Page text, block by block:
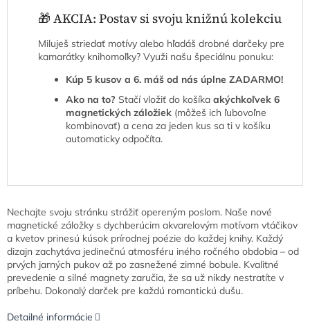
🎁 AKCIA: Postav si svoju knižnú kolekciu
Miluješ striedať motívy alebo hľadáš drobné darčeky pre
kamarátky knihomoľky? Využi našu špeciálnu ponuku:
Kúp 5 kusov a 6. máš od nás úplne ZADARMO!
Ako na to? Stačí vložiť do košíka akýchkoľvek 6
magnetických záložiek (môžeš ich ľubovoľne
kombinovať) a cena za jeden kus sa ti v košíku
automaticky odpočíta.
Nechajte svoju stránku strážiť opereným poslom. Naše nové
magnetické záložky s dychberúcim akvarelovým motívom vtáčikov
a kvetov prinesú kúsok prírodnej poézie do každej knihy. Každý
dizajn zachytáva jedinečnú atmosféru iného ročného obdobia – od
prvých jarných pukov až po zasnežené zimné bobule. Kvalitné
prevedenie a silné magnety zaručia, že sa už nikdy nestratíte v
príbehu. Dokonalý darček pre každú romantickú dušu.
Detailné informácie